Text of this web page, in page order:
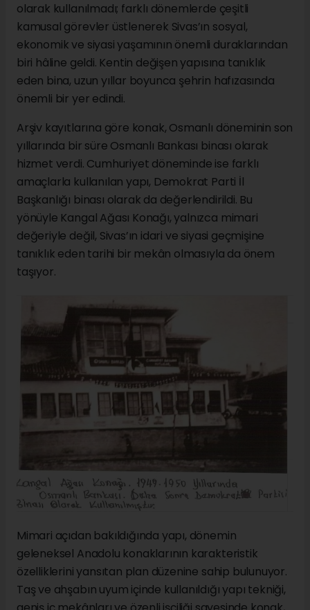
olarak kullanılmadı; farklı dönemlerde çeşitli
kamusal görevler üstlenerek Sivas’ın sosyal,
ekonomik ve siyasi yaşamının önemli duraklarından
biri hâline geldi. Kentin değişen yapısına tanıklık
eden bina, uzun yıllar boyunca şehrin hafızasında
önemli bir yer edindi.
Arşiv kayıtlarına göre konak, Osmanlı döneminin son
yıllarında bir süre Osmanlı Bankası binası olarak
hizmet verdi. Cumhuriyet döneminde ise farklı
amaçlarla kullanılan yapı, Demokrat Parti İl
Başkanlığı binası olarak da değerlendirildi. Bu
yönüyle Kangal Ağası Konağı, yalnızca mimari
değeriyle değil, Sivas’ın idari ve siyasi geçmişine
tanıklık eden tarihi bir mekân olmasıyla da önem
taşıyor.
Mimari açıdan bakıldığında yapı, dönemin
geleneksel Anadolu konaklarının karakteristik
özelliklerini yansıtan plan düzenine sahip bulunuyor.
Taş ve ahşabın uyum içinde kullanıldığı yapı tekniği,